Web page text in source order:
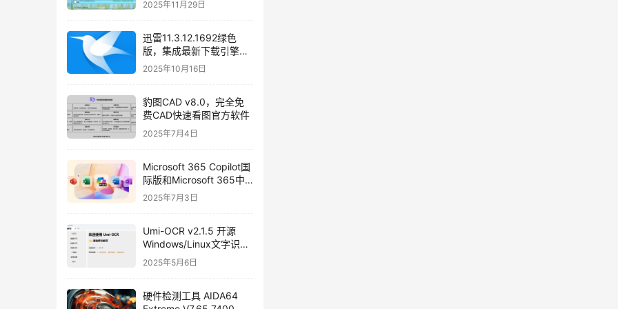
驱动包使用教程和免费下
2025年11月29日
迅雷11.3.12.1692绿色
版，集成最新下载引擎
SDK 2.86.100.57
2025年10月16日
豹图CAD v8.0，完全免
费CAD快速看图官方软件
2025年7月4日
Microsoft 365 Copilot国
际版和Microsoft 365中
国安卓版免费下载
2025年7月3日
Umi-OCR v2.1.5 开源
Windows/Linux文字识别
软件，支持批量截图
OCR、文档、二维码识别
2025年5月6日
硬件检测工具 AIDA64